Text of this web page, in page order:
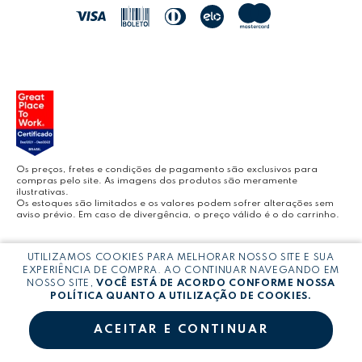
BLOG LEONORA
Os preços, fretes e condições de pagamento são exclusivos para
compras pelo site. As imagens dos produtos são meramente
ilustrativas.
Os estoques são limitados e os valores podem sofrer alterações sem
aviso prévio. Em caso de divergência, o preço válido é o do carrinho.
Copyright © LEONORA COMERCIO INTERNACIONAL LTDA - CNPJ:
03.064.692/0005-53
UTILIZAMOS COOKIES PARA MELHORAR NOSSO SITE E SUA
EXPERIÊNCIA DE COMPRA. AO CONTINUAR NAVEGANDO EM
NOSSO SITE,VOCÊ ESTÁ DE ACORDO CONFORME NOSSA
POLÍTICA QUANTO A UTILIZAÇÃO DE COOKIES.
ACEITAR E CONTINUAR